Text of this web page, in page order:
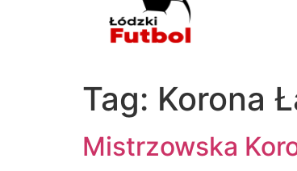
Tag: Korona
Mistrzowska